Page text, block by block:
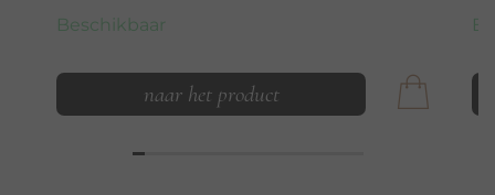
Beschikbaar
naar het product